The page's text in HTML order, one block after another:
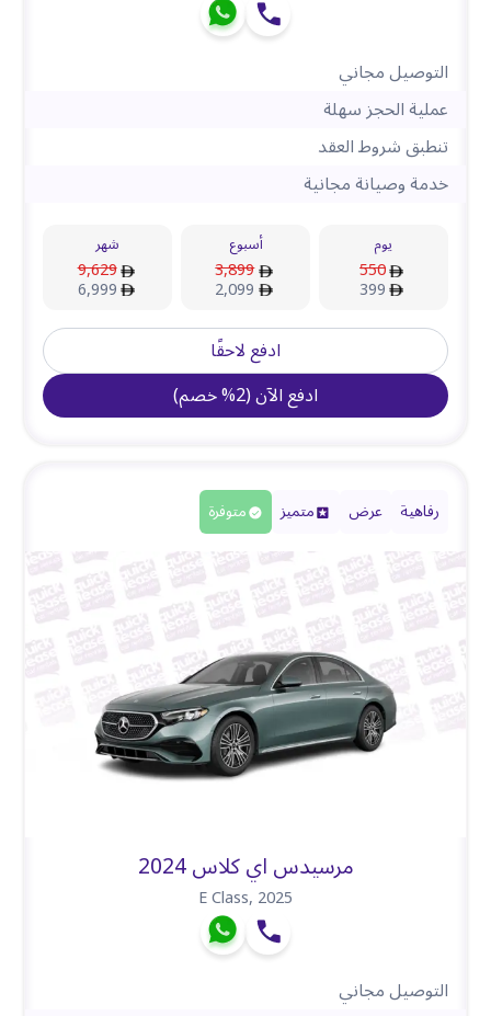
التوصيل مجاني
عملية الحجز سهلة
تنطبق شروط العقد
خدمة وصيانة مجانية
يوم
550
399
أسبوع
3,899
2,099
شهر
9,629
6,999
ادفع لاحقًا
ادفع الآن(
2
%خصم)
رفاهية عرض متميز متوفرة
مرسيدس اي كلاس 2024
E Class,2025
التوصيل مجاني